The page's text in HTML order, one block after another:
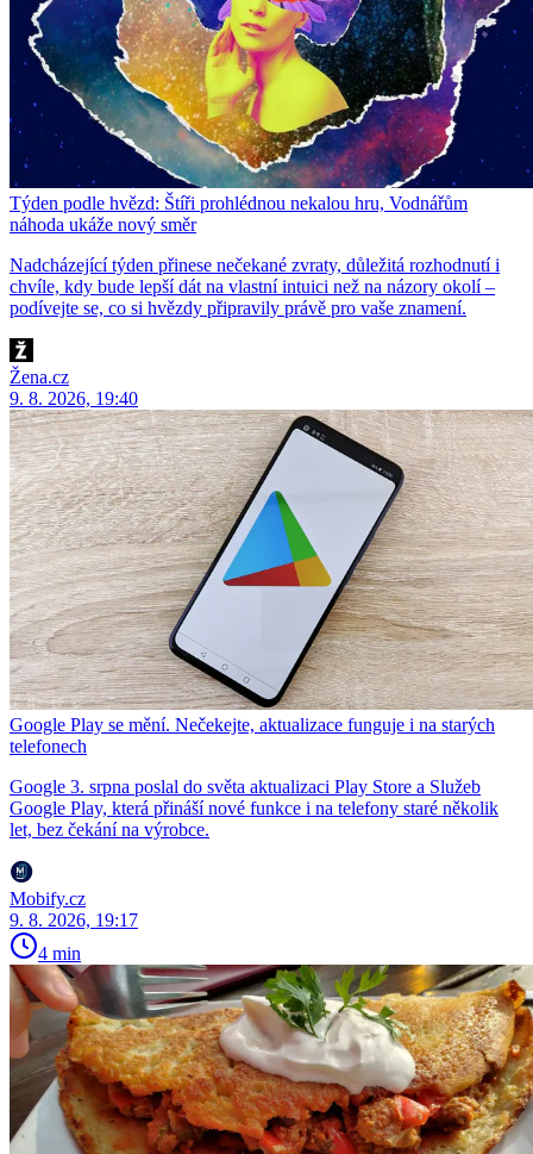
Týden podle hvězd: Štíři prohlédnou nekalou hru, Vodnářům
náhoda ukáže nový směr
Nadcházející týden přinese nečekané zvraty, důležitá rozhodnutí i
chvíle, kdy bude lepší dát na vlastní intuici než na názory okolí –
podívejte se, co si hvězdy připravily právě pro vaše znamení.
Žena.cz
9. 8. 2026, 19:40
Google Play se mění. Nečekejte, aktualizace funguje i na starých
telefonech
Google 3. srpna poslal do světa aktualizaci Play Store a Služeb
Google Play, která přináší nové funkce i na telefony staré několik
let, bez čekání na výrobce.
Mobify.cz
9. 8. 2026, 19:17
4 min